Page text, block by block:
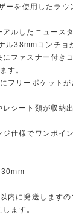
ーを使用したラウ
ルしたニュース
ル38mmコンチョ
ファスナー付き
す。
フリーポケット
シート類が収納
仕様でワンポイ
内に発送します
ます。